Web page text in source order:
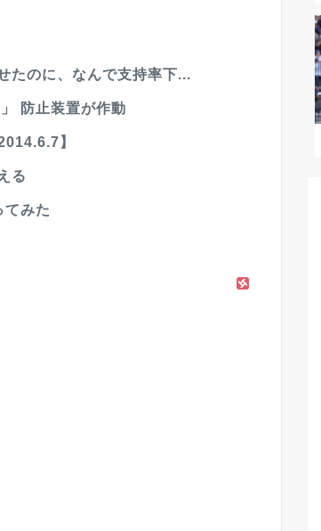
たのに、なんで支持率下...
防止装置が作動
】
る
てみた